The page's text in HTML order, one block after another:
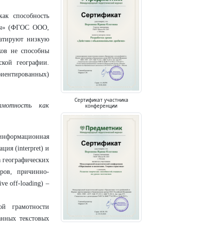
способность
(ФГОС ООО,
низкую
не способны
географии.
как
(interpret) и
причинно-
off-loading) –
грамотности
текстовых
Сертификат участника
конференции